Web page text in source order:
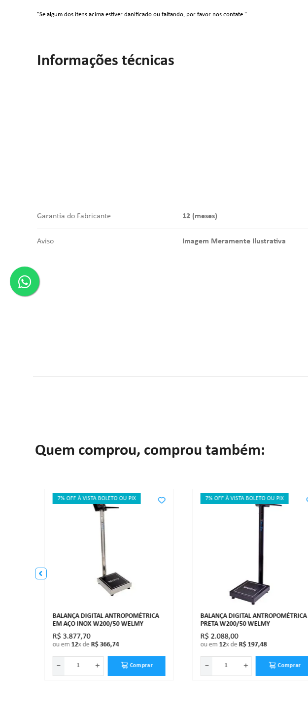
"Se algum dos itens acima estiver danificado ou faltando, por favor nos contate."
Informações técnicas
Garantia do Fabricante 12 (meses)
Aviso Imagem Meramente Ilustrativa
Quem comprou, comprou também:
7% OFF À VISTA BOLETO OU PIX
BALANÇA DIGITAL ANTROPOMÉTRICA
EM AÇO INOX W200/50 WELMY
R$ 3.877,70
ou em 12x de R$ 366,74
＋
－ Comprar
7% OFF À VISTA BOLETO OU PIX
BALANÇA DIGITAL ANTROPOMÉTRICA
PRETA W200/50 WELMY
R$ 2.088,00
ou em12x deR$ 197,48
＋
－ Comprar